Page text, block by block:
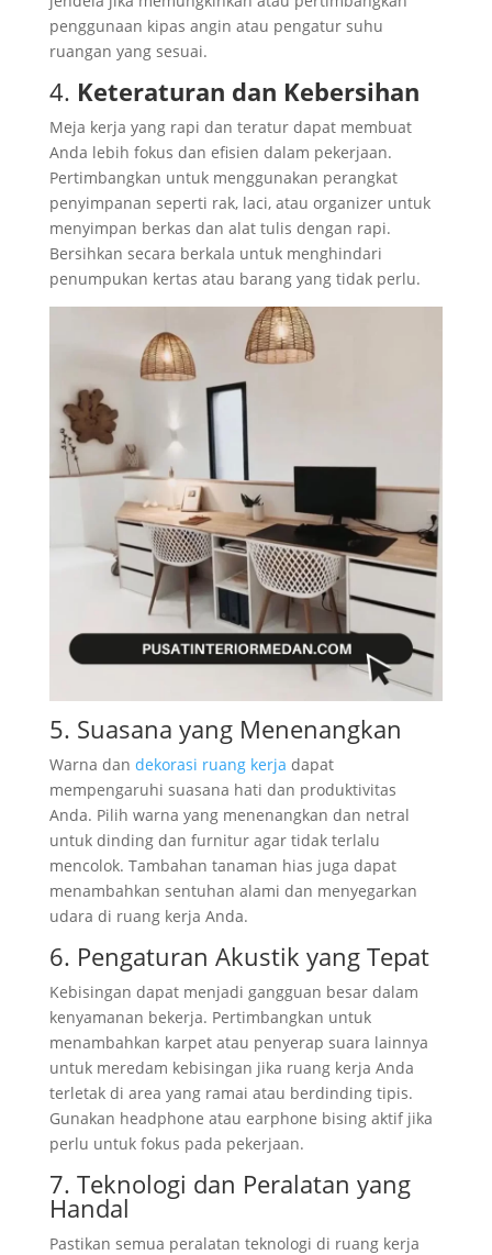
penggunaan kipas angin atau pengatur suhu
ruangan yang sesuai.
4. Keteraturan dan Kebersihan
Meja kerja yang rapi dan teratur dapat membuat
Anda lebih fokus dan efisien dalam pekerjaan.
Pertimbangkan untuk menggunakan perangkat
penyimpanan seperti rak, laci, atau organizer untuk
menyimpan berkas dan alat tulis dengan rapi.
Bersihkan secara berkala untuk menghindari
penumpukan kertas atau barang yang tidak perlu.
5. Suasana yang Menenangkan
Warna dan dekorasi ruang kerja dapat
mempengaruhi suasana hati dan produktivitas
Anda. Pilih warna yang menenangkan dan netral
untuk dinding dan furnitur agar tidak terlalu
mencolok. Tambahan tanaman hias juga dapat
menambahkan sentuhan alami dan menyegarkan
udara di ruang kerja Anda.
6. Pengaturan Akustik yang Tepat
Kebisingan dapat menjadi gangguan besar dalam
kenyamanan bekerja. Pertimbangkan untuk
menambahkan karpet atau penyerap suara lainnya
untuk meredam kebisingan jika ruang kerja Anda
terletak di area yang ramai atau berdinding tipis.
Gunakan headphone atau earphone bising aktif jika
perlu untuk fokus pada pekerjaan.
7. Teknologi dan Peralatan yang
Handal
Pastikan semua peralatan teknologi di ruang kerja